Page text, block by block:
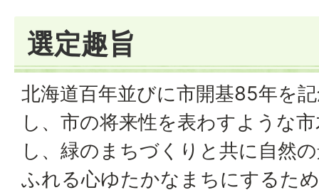
選定趣旨
北海道百年並びに市開基85年を
し、市の将来性を表わすような
し、緑のまちづくりと共に自然
ふれる心ゆたかなまちにするた